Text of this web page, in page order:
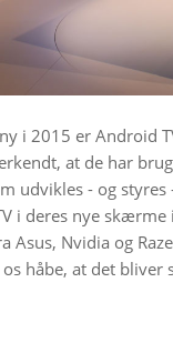
i 2015 er Android
at de har
udvikles - og styres
i deres nye
Asus, Nvidia og
håbe, at det